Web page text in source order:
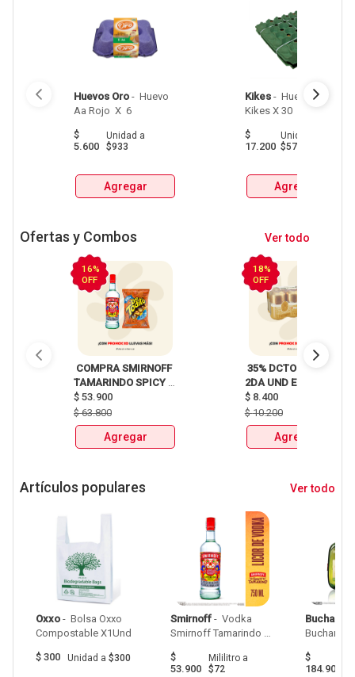
Huevos Oro - Huevo
$
5.600
Unidad a
$933
Agregar
Kikes - Huevo Aa
Kikes X 30
$
17.200
Unidad
$573
Agregar
Ofertas y Combos Ver todo
16%
OFF
COMPRA SMIRNOFF
TAMARINDO SPICY
X750ml Y LLEVATE
DETODITO 165GR o
150GR
$ 53.900
$63.800
Agregar
18%
OFF
35% DCTO EN LA
2DA UND EN
CERVEZA CLUB
COLOMBIA LATA
X330ml
$ 8.400
$10.200
Agregar
Artículos populares Ver todo
Oxxo - Bolsa Oxxo
$ 300 Unidad a $300
Smirnoff - Vodka
Smirnoff Tamarindo
$
53.900
Mililitroa
$72
$
184.900